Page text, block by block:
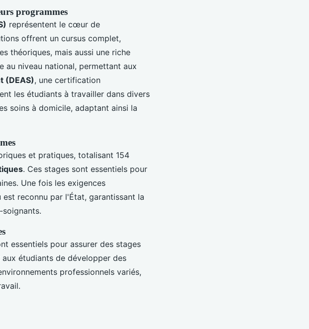
programmes
représentent le cœur de
offrent un cursus complet,
théoriques, mais aussi une riche
au niveau national, permettant aux
(DEAS), une certification
les étudiants à travailler dans divers
soins à domicile, adaptant ainsi la
et pratiques, totalisant 154
. Ces stages sont essentiels pour
Une fois les exigences
reconnu par l'État, garantissant la
essentiels pour assurer des stages
étudiants de développer des
professionnels variés,